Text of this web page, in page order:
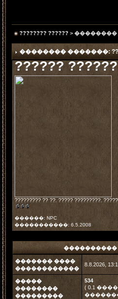
???????? ?????? >
�������� �������:
??????
????????? ?? ??. ????? ?????????.
������: NPC
�����������: 6.5.2008
������� ����
������������
8.8.2026,
�����
��������
���������
534
( 0.1